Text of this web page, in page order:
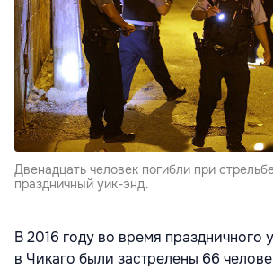
Двенадцать человек погибли при
праздничный уик-энд.
В 2016 году во время праздничного
в Чикаго были застрелены 66